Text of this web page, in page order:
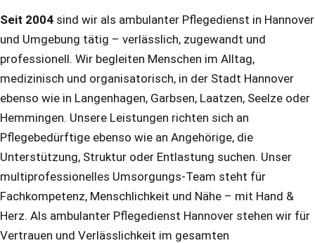
Seit 2004 sind wir als ambulanter Pflegedienst in Hannover
und Umgebung tätig – verlässlich, zugewandt und
professionell. Wir begleiten Menschen im Alltag,
medizinisch und organisatorisch, in der Stadt Hannover
ebenso wie in Langenhagen, Garbsen, Laatzen, Seelze oder
Hemmingen. Unsere Leistungen richten sich an
Pflegebedürftige ebenso wie an Angehörige, die
Unterstützung, Struktur oder Entlastung suchen. Unser
multiprofessionelles Umsorgungs-Team steht für
Fachkompetenz, Menschlichkeit und Nähe – mit Hand &
Herz. Als ambulanter Pflegedienst Hannover stehen wir für
Vertrauen und Verlässlichkeit im gesamten